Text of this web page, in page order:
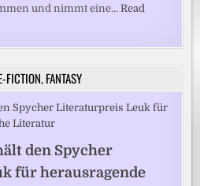
und nimmt eine…Read
FICTION, FANTASY
den Spycher
für herausragende